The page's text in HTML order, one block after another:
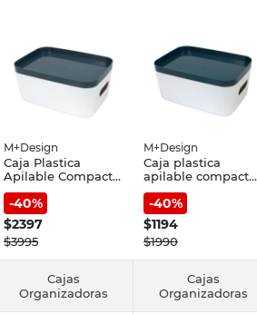
M+Design
Caja Plastica
Apilable Compacta
M Tt
-40%
$2397
$3995
M+Design
Caja plastica
apilable compacta
s tt
-40%
$1194
$1990
Cajas
Organizadoras
Cajas
Organizadoras